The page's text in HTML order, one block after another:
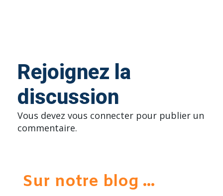
Rejoignez la
discussion
Vous devez vous connecter pour publier un
commentaire.
Sur notre blog ...